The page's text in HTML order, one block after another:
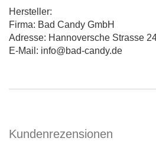
Hersteller:
Firma: Bad Candy GmbH
Adresse: Hannoversche Strasse
E-Mail: info@bad-candy.de
Kundenrezensionen